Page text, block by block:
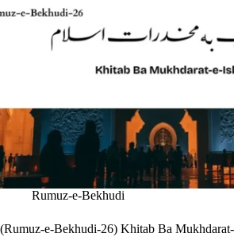
Rumuz-e-Bekhudi
(Rumuz-e-Bekhudi-26) Khitab Ba